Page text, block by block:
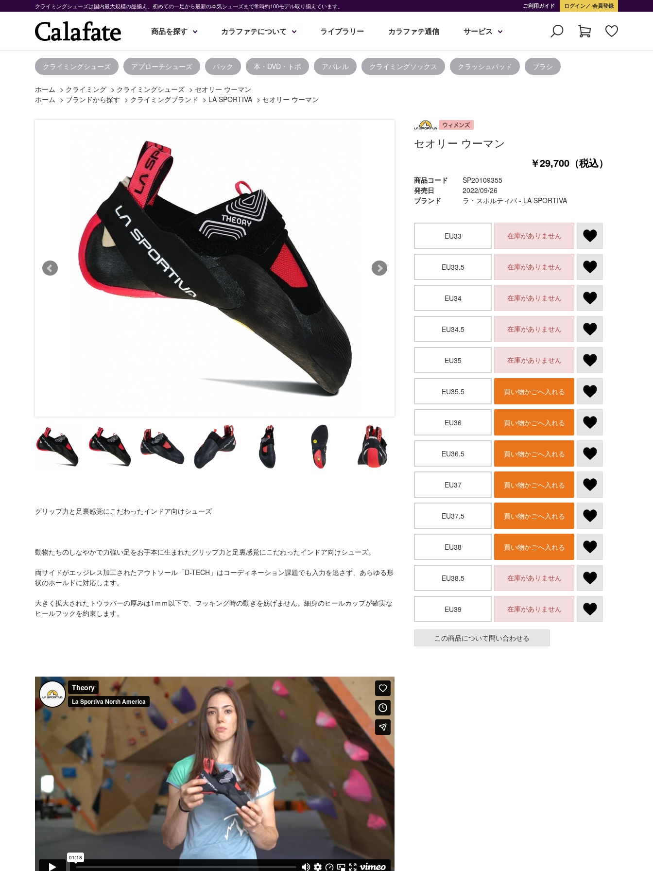
クライミングシューズは国内最大規模の品揃え。初めての一足から最新の本気シューズまで常時約100モデル取り揃えています。 ご利用ガイド ログイン 会員登録
商品を探す カラファテについて ライブラリー カラファテ通信 サービス
クライミングシューズ アプローチシューズ パック 本・DVD・トポ アパレル クライミングソックス クラッシュパッド ブラシ
ホーム > クライミング > クライミングシューズ > セオリー ウーマン
ホーム > ブランドから探す > クライミングブランド > LA SPORTIVA > セオリー ウーマン
グリップ力と足裏感覚にこだわったインドア向けシューズ
動物たちのしなやかで力強い足をお手本に生まれたグリップ力と足裏感覚にこだわったインドア向けシューズ。
両サイドがエッジレス加工されたアウトソール「D-TECH」はコーディネーション課題でも入力を逃さず、あらゆる形
状のホールドに対応します。
大きく拡大されたトウラバーの厚みは1ｍｍ以下で、フッキング時の動きを妨げません。細身のヒールカップが確実な
ヒールフックを約束します。
セオリー ウーマン
￥29,700（税込）
商品コード
SP20109355
発売日
2022/09/26
ブランド
ラ・スポルティバ - LA SPORTIVA
EU33 在庫がありません
EU33.5 在庫がありません
EU34 在庫がありません
EU34.5 在庫がありません
EU35 在庫がありません
EU35.5 買い物かごへ入れる
EU36 買い物かごへ入れる
EU36.5 買い物かごへ入れる
EU37 買い物かごへ入れる
EU37.5 買い物かごへ入れる
EU38 買い物かごへ入れる
EU38.5 在庫がありません
EU39 在庫がありません
この商品について問い合わせる